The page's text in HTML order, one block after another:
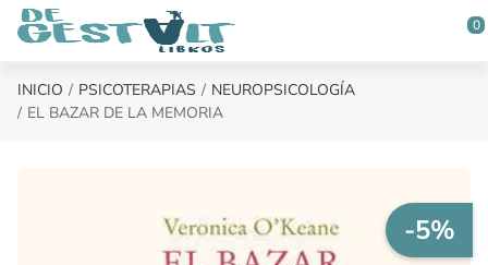
Saltar al contenido principal
0
INICIO PSICOTERAPIAS
NEUROPSICOLOGÍA
EL BAZAR DE LA MEMORIA
-5%